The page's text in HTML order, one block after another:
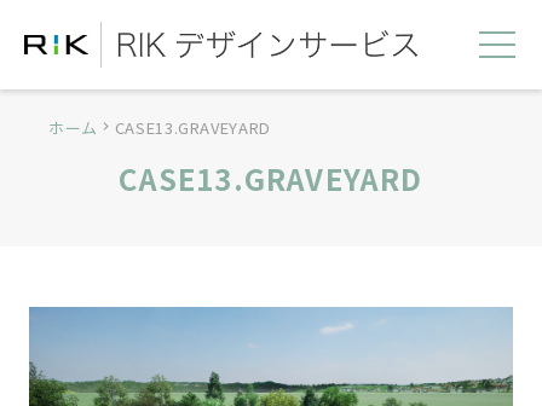
ホーム chevron_right CASE13.GRAVEYARD
CASE13.GRAVEYARD